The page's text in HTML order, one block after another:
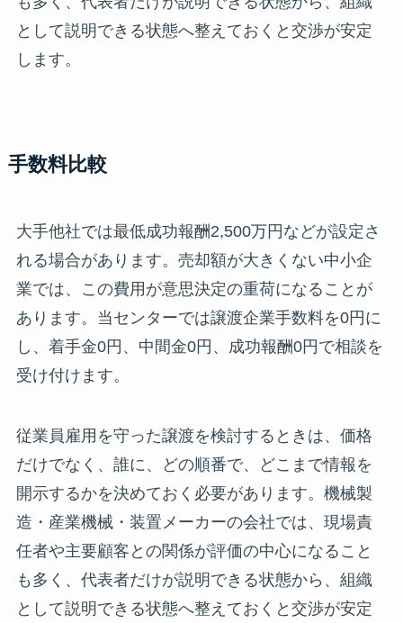
として説明できる状態へ整えておくと交渉が安定
します。
手数料比較
大手他社では最低成功報酬2,500万円などが設定さ
れる場合があります。売却額が大きくない中小企
業では、この費用が意思決定の重荷になることが
あります。当センターでは譲渡企業手数料を0円に
し、着手金0円、中間金0円、成功報酬0円で相談を
受け付けます。
従業員雇用を守った譲渡を検討するときは、価格
だけでなく、誰に、どの順番で、どこまで情報を
開示するかを決めておく必要があります。機械製
造・産業機械・装置メーカーの会社では、現場責
任者や主要顧客との関係が評価の中心になること
も多く、代表者だけが説明できる状態から、組織
として説明できる状態へ整えておくと交渉が安定